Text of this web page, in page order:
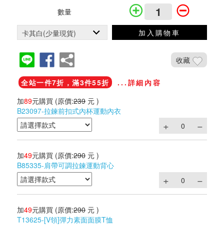
數量
加入購物車
收藏
全站一件7折，滿3件55折
...詳細內容
加89元購買 (原價:239 元 )
B23097-拉鍊前扣式內杯運動內衣
加49元購買 (原價:290 元 )
B85335-肩帶可調拉鍊運動背心
加49元購買 (原價:290 元 )
T13625-[V領]彈力素面面膜T恤